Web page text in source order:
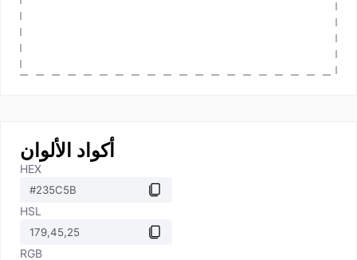
أكواد الألوان
HEX
HSL
RGB